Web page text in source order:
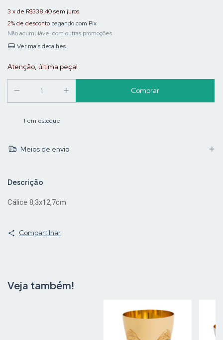
3 x de R$338,40sem juros
2% de desconto pagando com Pix
Não acumulável com outras promoções
Ver mais detalhes
Atenção, última peça!
1 em estoque
Meios de envio
Descrição
Cálice 8,3x12,7cm
Compartilhar
Veja também!